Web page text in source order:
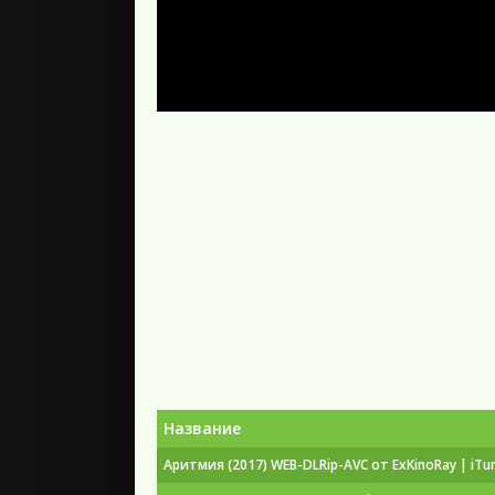
Название
Аритмия (2017) WEB-DLRip-AVC от ExKinoRay |